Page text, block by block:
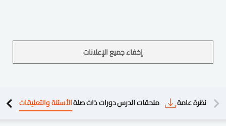
إخفاء جميع الإعلانات
نظرة عامة ملحقات الدرسدورات ذات صلةالأسئلة والتعليقات